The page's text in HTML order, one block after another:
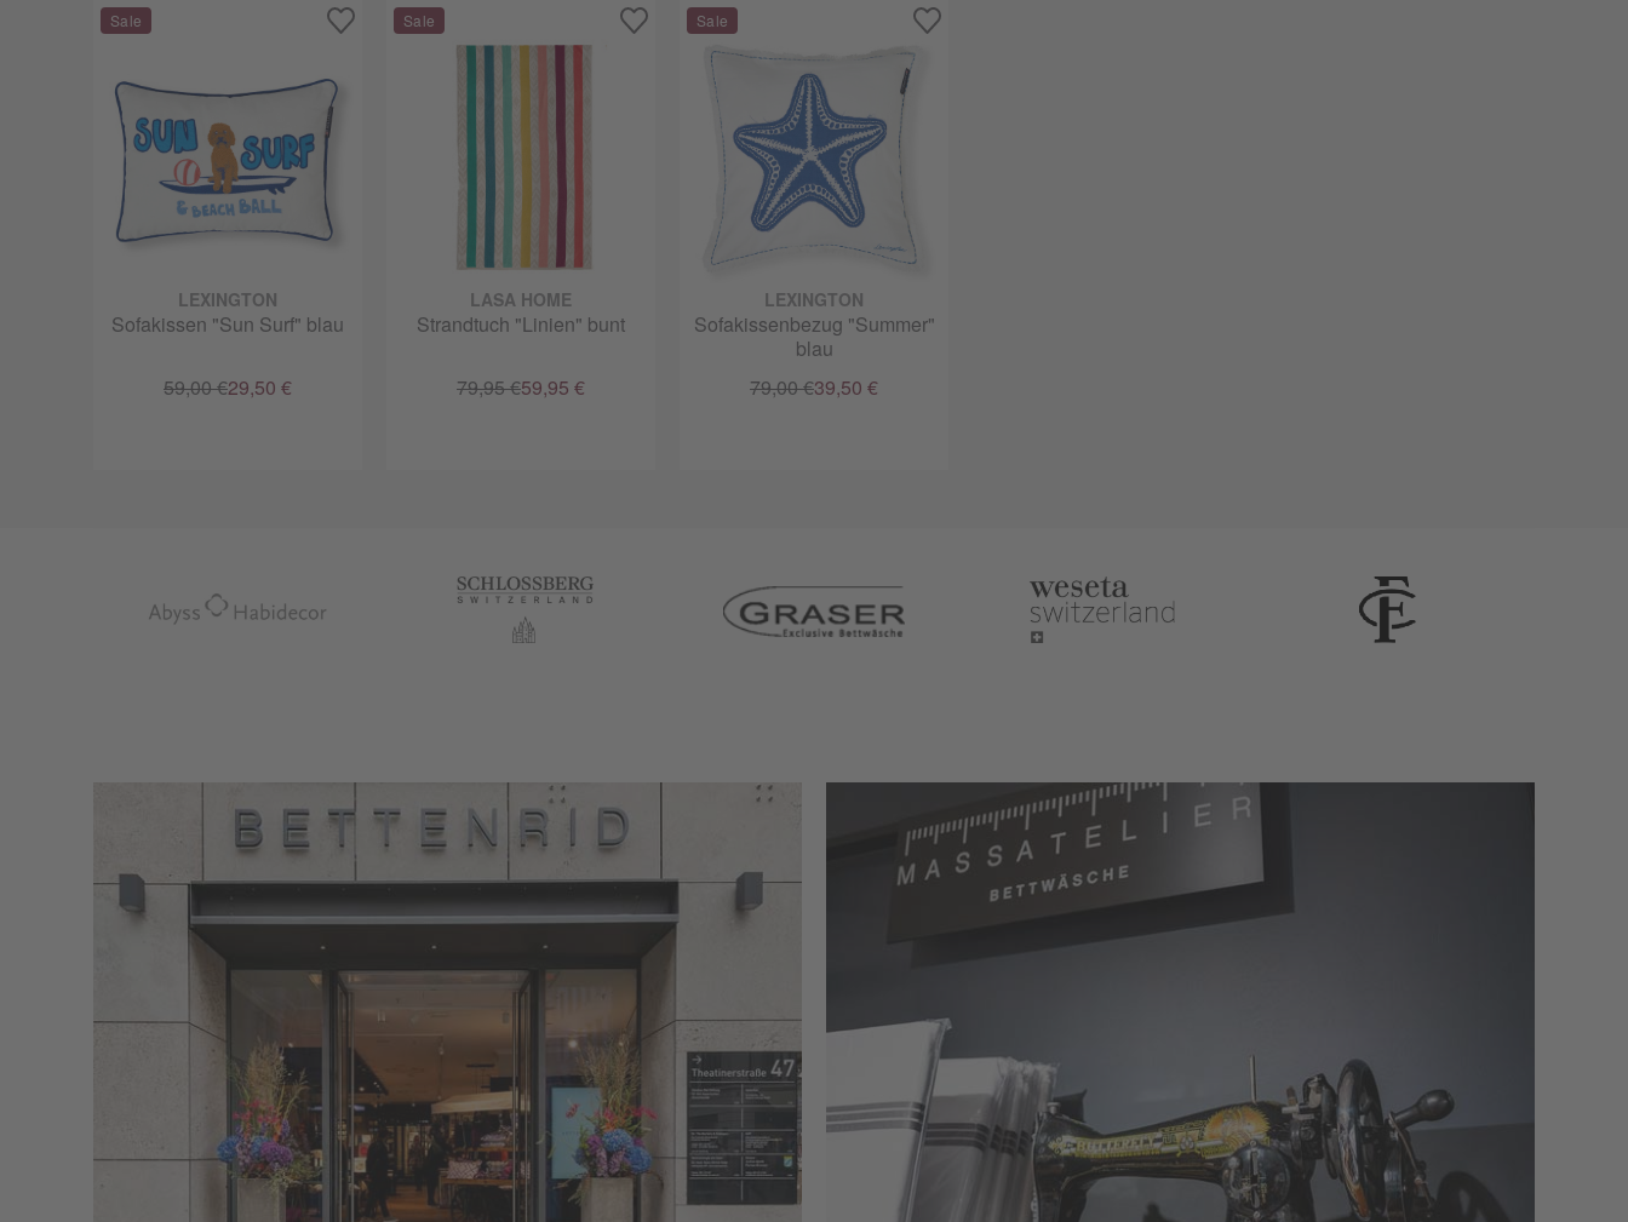
LEXINGTON
Sofakissen "Sun Surf" blau
59,00 €29,50 €
LASA HOME
Strandtuch "Linien" bunt
79,95 €59,95 €
LEXINGTON
Sofakissenbezug "Summer"
blau
79,00 €39,50 €